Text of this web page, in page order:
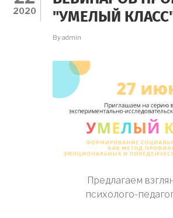
2020
"УМЕЛЫЙ
Byadmin
Предлагаем
психолого-